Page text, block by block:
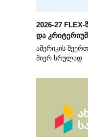
2026-27
და
ამერიკის
მიერ სრულად